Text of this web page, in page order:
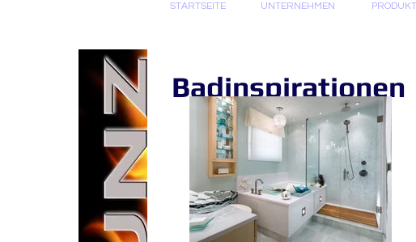
STARTSEITE UNTERNEHMEN
Badinspirationen